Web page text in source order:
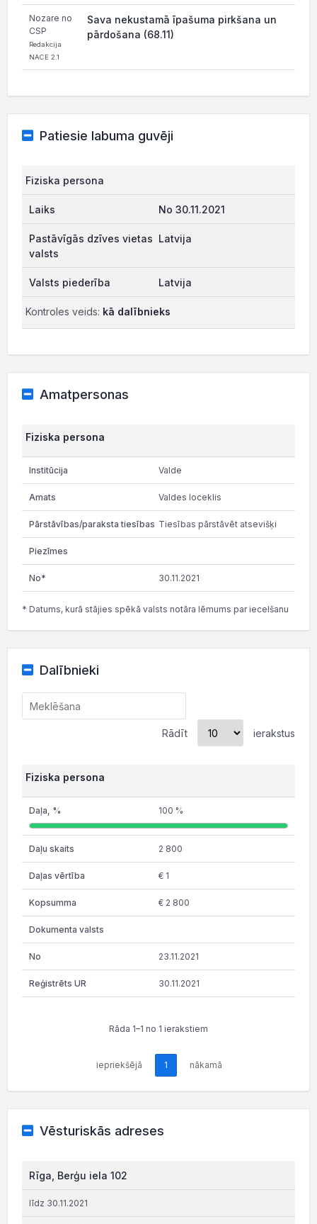
Nozare no
CSP
Redakcija
NACE 2.1
Sava nekustamā īpašuma pirkšana un
pārdošana (68.11)
Patiesie labuma guvēji
Fiziska persona
No 30.11.2021
Latvija
Latvija
Kontroles veids: kā dalībnieks
Amatpersonas
Fiziska persona
Valde
Valdes loceklis
Tiesības pārstāvēt atsevišķi
30.11.2021
* Datums, kurā stājies spēkā valsts notāra lēmums par iecelšanu
Dalībnieki
Rādīt ierakstus
Fiziska persona
100 %
2 800
€ 1
€ 2 800
23.11.2021
30.11.2021
Rāda 1–1 no 1 ierakstiem
iepriekšējā 1 nākamā
Vēsturiskās adreses
Rīga, Berģu iela 102
līdz 30.11.2021